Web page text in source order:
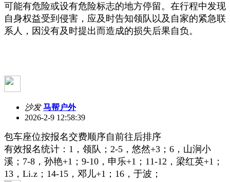
可能有危险或设有危险标志的地方停留。在行程中发现
自身权益受到侵害，应及时告知领队以及自家的紧急联
系人，因没有及时提出而造成的损失后果自负。
沙发 马帮户外
2026-2-9 12:58:39
包车座位按报名交费顺序自前往后排序
有效报名统计：1，领队；2-5， 悠然+3；6， 山涧小
溪；7-8， 孙艳+1； 9-10， 申乐+1；11-12， 梁红英+1；
13， Li.z； 14-15， 邓儿+1；16， 于波；